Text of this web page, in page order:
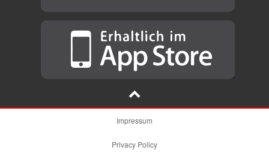
Impressum
Privacy Policy